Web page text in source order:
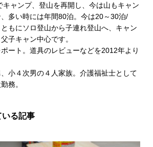
キャンプ、登山を再開し、今は山もキャン
多い時には年間80泊。今は20～30泊/
もにソロ登山から子連れ登山へ、キャン
子キャン中心です。
ート。道具のレビューなどを2012年より
小４次男の４人家族。介護福祉士として
務。
る記事